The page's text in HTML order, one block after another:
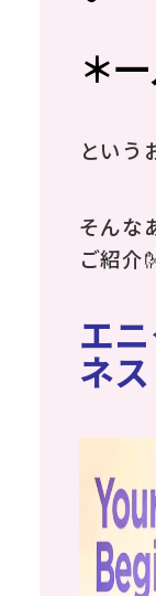
＊
という
そんな
ご紹介
エ
ネス